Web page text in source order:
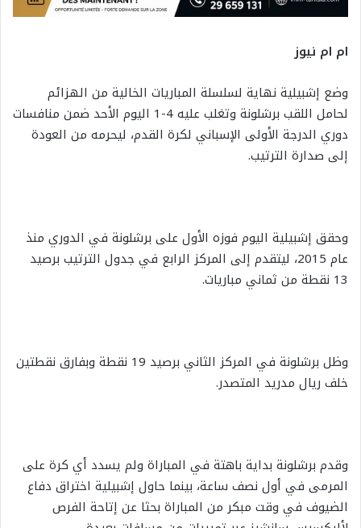
ام ام نيوز
وضع إشبيلية نهاية لسلسلة المباريات الخالية من الهزائم
لحامل اللقب برشلونة وتغلب عليه 4-1 اليوم الأحد ضمن منافسات
دوري الدرجة الأولى الإسباني لكرة القدم، ليحرمه من العودة
إلى صدارة الترتيب.
وحقق إشبيلية اليوم فوزه الأول على برشلونة في الدوري منذ
عام 2015، ليتقدم إلى المركز الرابع في جدول الترتيب برصيد
13 نقطة من ثماني مباريات.
وظل برشلونة في المركز الثاني برصيد 19 نقطة وبفارق نقطتين
خلف ريال مدريد المتصدر.
وقدم برشلونة بداية باهتة في المباراة ولم يسدد أي كرة على
المرمى في أول نصف ساعة، بينما حاول إشبيلية اختراق دفاع
الضيوف في وقت مبكر من المباراة بحثا عن إتاحة الفرص